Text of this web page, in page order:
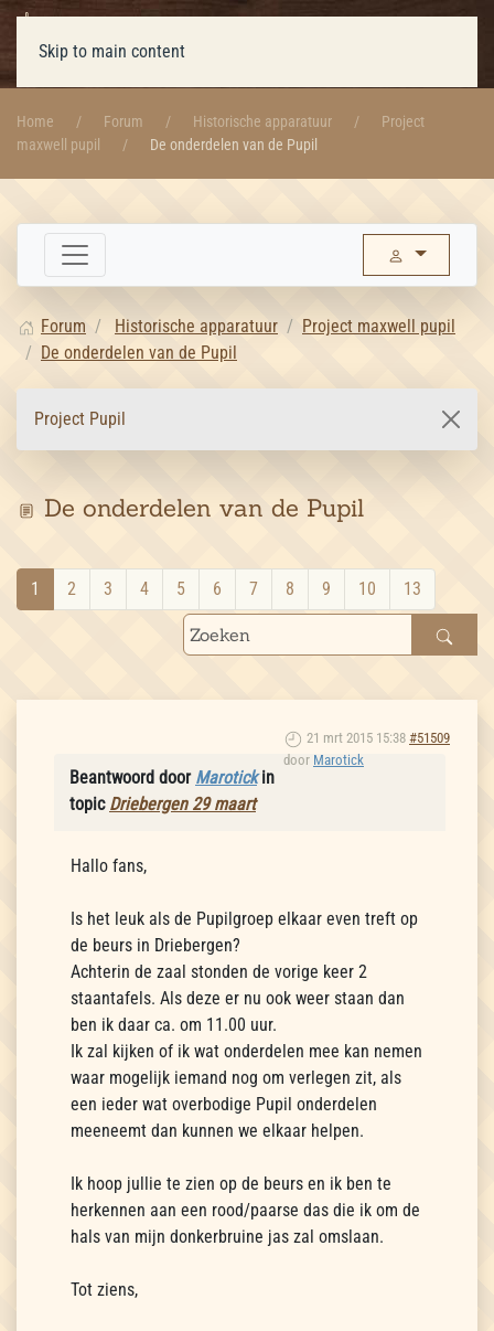
Skip to main content
Home Forum Historische apparatuur
Project
maxwell pupil
De onderdelen van de Pupil
Forum Historische apparatuur
Project maxwell pupil
De onderdelen van de Pupil
Project Pupil
De onderdelen van de Pupil
1 2 3 4 5 6 7 8 9 10 13
21 mrt 2015 15:38 #51509
door Marotick
Beantwoord door Marotickin
topic Driebergen 29 maart
Hallo fans,
Is het leuk als de Pupilgroep elkaar even treft op
de beurs in Driebergen?
Achterin de zaal stonden de vorige keer 2
staantafels. Als deze er nu ook weer staan dan
ben ik daar ca. om 11.00 uur.
Ik zal kijken of ik wat onderdelen mee kan nemen
waar mogelijk iemand nog om verlegen zit, als
een ieder wat overbodige Pupil onderdelen
meeneemt dan kunnen we elkaar helpen.
Ik hoop jullie te zien op de beurs en ik ben te
herkennen aan een rood/paarse das die ik om de
hals van mijn donkerbruine jas zal omslaan.
Tot ziens,